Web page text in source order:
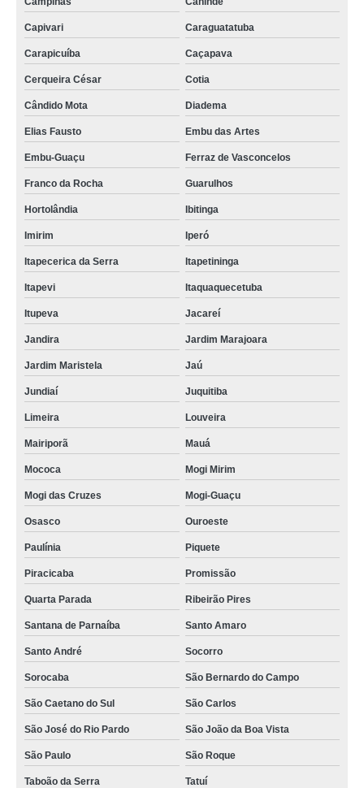
Capivari Caraguatatuba
Carapicuíba Caçapava
Cerqueira César Cotia
Cândido Mota Diadema
Elias Fausto Embu das Artes
Embu-Guaçu Ferraz de Vasconcelos
Franco da Rocha Guarulhos
Hortolândia Ibitinga
Imirim Iperó
Itapecerica da Serra Itapetininga
Itapevi Itaquaquecetuba
Itupeva Jacareí
Jandira Jardim Marajoara
Jardim Maristela Jaú
Jundiaí Juquitiba
Limeira Louveira
Mairiporã Mauá
Mococa Mogi Mirim
Mogi das Cruzes Mogi-Guaçu
Osasco Ouroeste
Paulínia Piquete
Piracicaba Promissão
Quarta Parada Ribeirão Pires
Santana de Parnaíba Santo Amaro
Santo André Socorro
Sorocaba São Bernardo do Campo
São Caetano do Sul São Carlos
São José do Rio Pardo São João da Boa Vista
São Paulo São Roque
Taboão da Serra Tatuí